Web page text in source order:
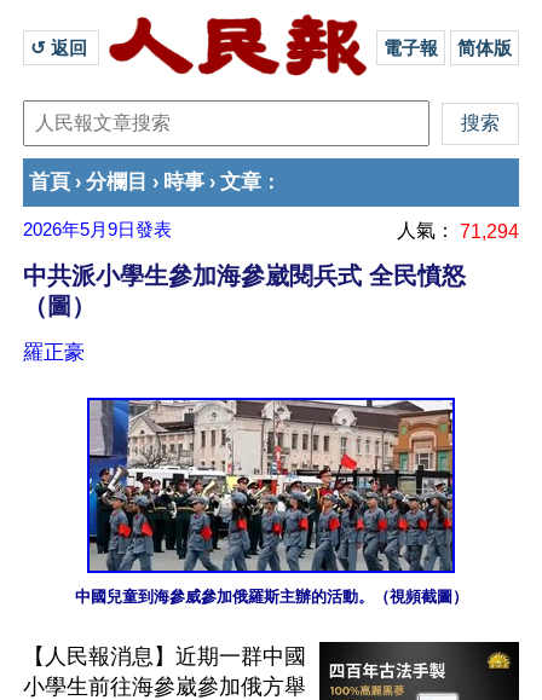
↺ 返回 電子報 简体版
首頁 › 分欄目 › 時事 › 文章 ：
2026年5月9日發表 人氣： 71,294
中共派小學生參加海參崴閱兵式 全民憤怒
（圖）
羅正豪
中國兒童到海參威參加俄羅斯主辦的活動。（視頻截圖）
【人民報消息】近期一群中國
小學生前往海參崴參加俄方舉